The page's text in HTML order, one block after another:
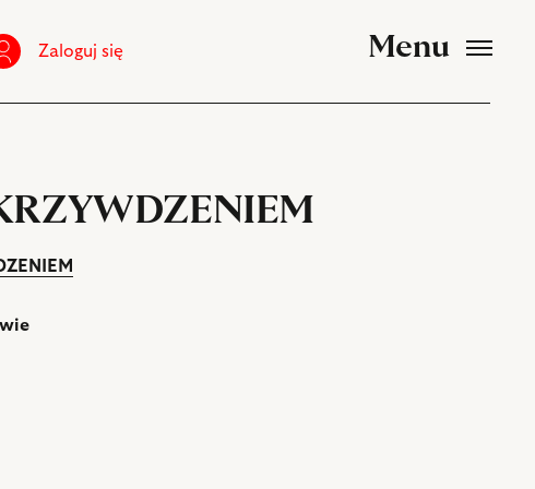
Zaloguj się Menu